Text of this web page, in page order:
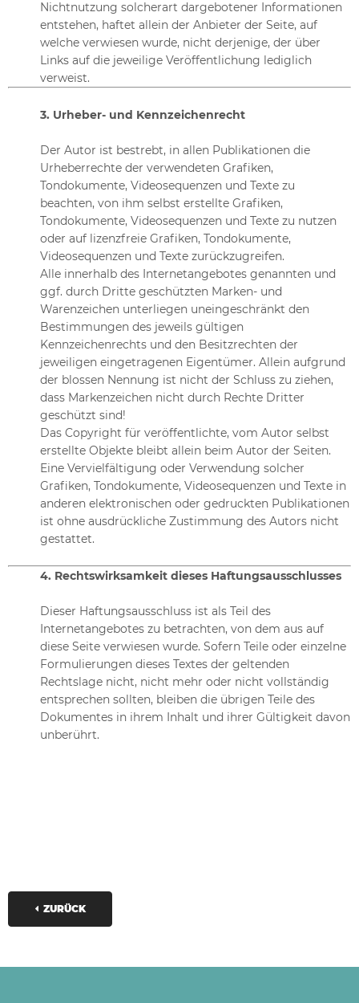
Nichtnutzung solcherart dargebotener Informationen
entstehen, haftet allein der Anbieter der Seite, auf
welche verwiesen wurde, nicht derjenige, der über
Links auf die jeweilige Veröffentlichung lediglich
verweist.
3. Urheber- und Kennzeichenrecht
Der Autor ist bestrebt, in allen Publikationen die
Urheberrechte der verwendeten Grafiken,
Tondokumente, Videosequenzen und Texte zu
beachten, von ihm selbst erstellte Grafiken,
Tondokumente, Videosequenzen und Texte zu nutzen
oder auf lizenzfreie Grafiken, Tondokumente,
Videosequenzen und Texte zurückzugreifen.
Alle innerhalb des Internetangebotes genannten und
ggf. durch Dritte geschützten Marken- und
Warenzeichen unterliegen uneingeschränkt den
Bestimmungen des jeweils gültigen
Kennzeichenrechts und den Besitzrechten der
jeweiligen eingetragenen Eigentümer. Allein aufgrund
der blossen Nennung ist nicht der Schluss zu ziehen,
dass Markenzeichen nicht durch Rechte Dritter
geschützt sind!
Das Copyright für veröffentlichte, vom Autor selbst
erstellte Objekte bleibt allein beim Autor der Seiten.
Eine Vervielfältigung oder Verwendung solcher
Grafiken, Tondokumente, Videosequenzen und Texte in
anderen elektronischen oder gedruckten Publikationen
ist ohne ausdrückliche Zustimmung des Autors nicht
gestattet.
4. Rechtswirksamkeit dieses Haftungsausschlusses
Dieser Haftungsausschluss ist als Teil des
Internetangebotes zu betrachten, von dem aus auf
diese Seite verwiesen wurde. Sofern Teile oder einzelne
Formulierungen dieses Textes der geltenden
Rechtslage nicht, nicht mehr oder nicht vollständig
entsprechen sollten, bleiben die übrigen Teile des
Dokumentes in ihrem Inhalt und ihrer Gültigkeit davon
unberührt.
ZURÜCK